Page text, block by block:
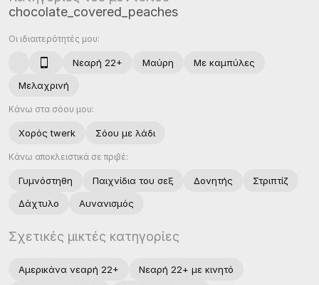
chocolate_covered_peaches
Οι ιδιαιτερότητές μου:
Νεαρή 22+ Μαύρη
Με καμπύλες
Μελαχρινή
Κάνω στα σόου μου:
Χορός twerk Σόου με λάδι
Κάνω αποκλειστικά σε πριβέ:
Γυμνόστηθη Παιχνίδια του σεξ Δονητής
Στριπτίζ
Δάχτυλο
Αυνανισμός
Σχετικές μικτές κατηγορίες
Αμερικάνα νεαρή 22+
Νεαρή 22+ με κινητό